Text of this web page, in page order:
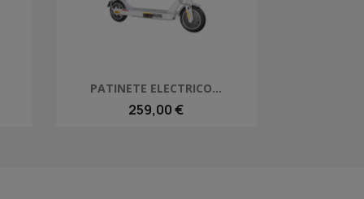
Vista rápida
PATINETE ELECTRICO...
259,00 €